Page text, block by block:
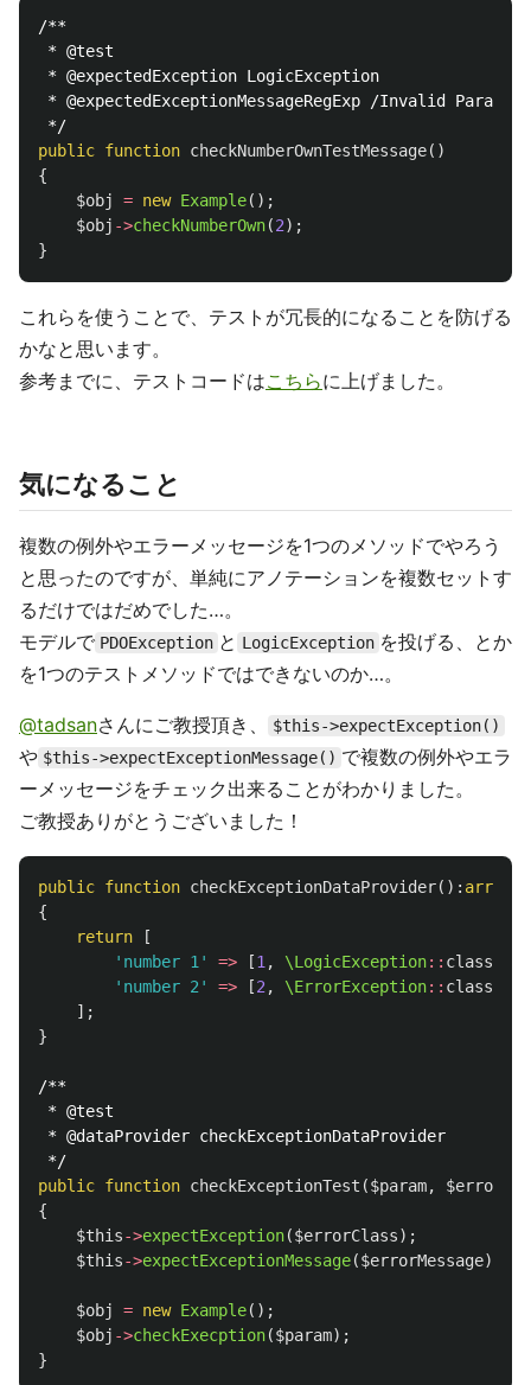
/**
* @test
* @expectedException LogicException
* @expectedExceptionMessageRegExp /Invalid Param
*/
public function checkNumberOwnTestMessage()
{
$obj
= new Example();
$obj ->checkNumberOwn(2);
}
これらを使うことで、テストが冗長的になることを防げる
かなと思います。
参考までに、テストコードはこちらに上げました。
気になること
複数の例外やエラーメッセージを1つのメソッドでやろう
と思ったのですが、単純にアノテーションを複数セットす
るだけではだめでした…。
モデルで PDOException と LogicException を投げる、とか
を1つのテストメソッドではできないのか…。
@tadsanさんにご教授頂き、 $this->expectException()
や $this->expectExceptionMessage() で複数の例外やエラ
ーメッセージをチェック出来ることがわかりました。
ご教授ありがとうございました！
public function checkExceptionDataProvider(): array
{
return
[
'number 1'
=> [1 , \LogicException:: class
'number 2'
=> [2 , \ErrorException:: class
];
}
/**
* @test
* @dataProvider checkExceptionDataProvider
*/
public function checkExceptionTest ($param,
{
$this->expectException($errorClass);
$this->expectExceptionMessage($errorMessage);
$obj = new Example();
$obj ->checkExecption($param);
}